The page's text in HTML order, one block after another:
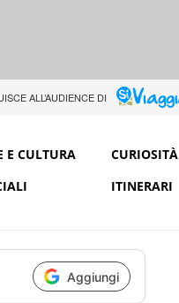
ALL’AUDIENCE DI
E CULTURA CURIOSITÀ
ITINERARI
Aggiungi